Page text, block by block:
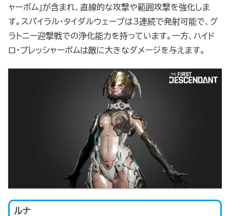
ャーボム」が含まれ、直線的な攻撃や範囲攻撃を強化しま
す。スパイラル・タイダルウェーブは3連続で発射可能で、グ
ラトニー迎撃戦での浄化能力を持っています。一方、ハイド
ロ・プレッシャーボムは敵に大きなダメージを与えます。
ルナ